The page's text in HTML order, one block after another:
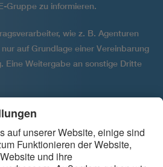
Gruppe zu informieren.
wie z. B. Agenturen
auf Grundlage einer Vereinbarung
Eine Weitergabe an sonstige Dritte